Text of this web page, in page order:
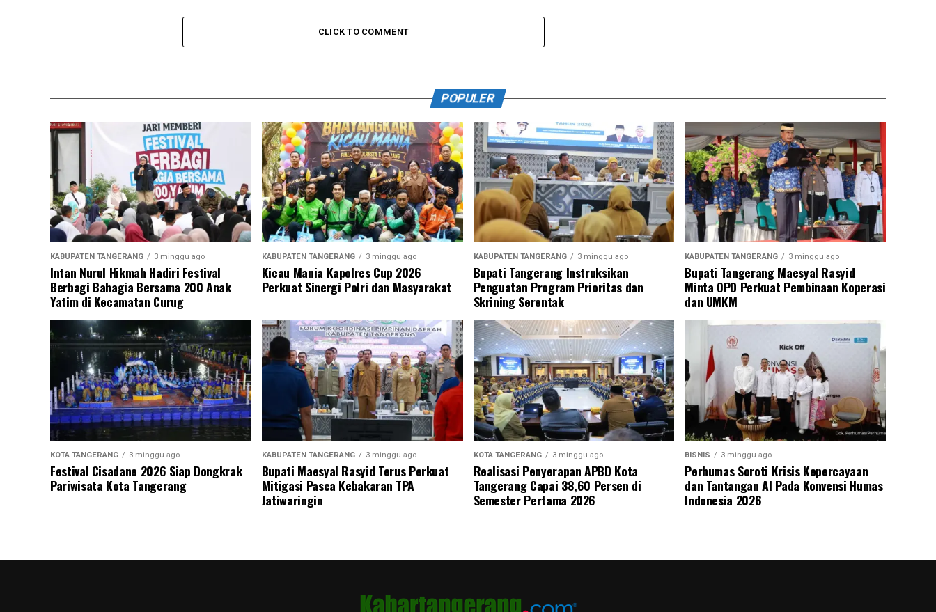
CLICK TO COMMENT
POPULER
KABUPATEN TANGERANG 3 minggu ago
Intan Nurul Hikmah Hadiri Festival
Berbagi Bahagia Bersama 200 Anak
Yatim di Kecamatan Curug
KABUPATEN TANGERANG 3 minggu ago
Kicau Mania Kapolres Cup 2026
Perkuat Sinergi Polri dan Masyarakat
KABUPATEN TANGERANG 3 minggu ago
Bupati Tangerang Instruksikan
Penguatan Program Prioritas dan
Skrining Serentak
KABUPATEN TANGERANG 3 minggu ago
Bupati Tangerang Maesyal Rasyid
Minta OPD Perkuat Pembinaan Koperasi
dan UMKM
KOTA TANGERANG 3 minggu ago
Festival Cisadane 2026 Siap Dongkrak
Pariwisata Kota Tangerang
KABUPATEN TANGERANG 3 minggu ago
Bupati Maesyal Rasyid Terus Perkuat
Mitigasi Pasca Kebakaran TPA
Jatiwaringin
KOTA TANGERANG 3 minggu ago
Realisasi Penyerapan APBD Kota
Tangerang Capai 38,60 Persen di
Semester Pertama 2026
BISNIS 3 minggu ago
Perhumas Soroti Krisis Kepercayaan
dan Tantangan AI Pada Konvensi Humas
Indonesia 2026